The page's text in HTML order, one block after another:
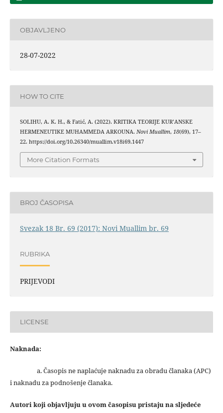
OBJAVLJENO
28-07-2022
HOW TO CITE
SOLIHU, A. K. H., & Fatić, A. (2022). KRITIKA TEORIJE KUR’ANSKE
HERMENEUTIKE MUHAMMEDA ARKOUNA. Novi Muallim, 18(69), 17–
22. https://doi.org/10.26340/muallim.v18i69.1447
More Citation Formats
BROJ ČASOPISA
Svezak 18 Br. 69 (2017): Novi Muallim br. 69
RUBRIKA
PRIJEVODI
LICENSE
Naknada:
a. Časopis ne naplaćuje naknadu za obradu članaka (APC)
i naknadu za podnošenje članaka.
Autori koji objavljuju u ovom časopisu pristaju na sljedeće